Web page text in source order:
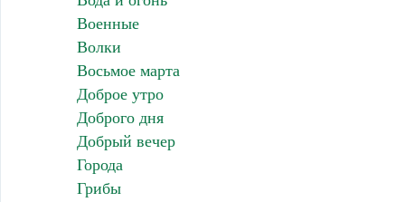
Военные
Волки
Восьмое марта
Доброе утро
Доброго дня
Добрый вечер
Города
Грибы